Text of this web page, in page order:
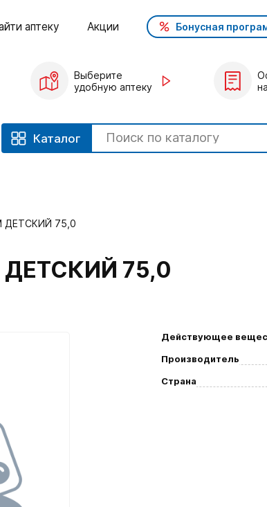
аптеку Акции Бонусная
Выберите
удобную аптеку
Каталог
ДЕТСКИЙ 75,0
75,0
Действующее
Производитель
Страна